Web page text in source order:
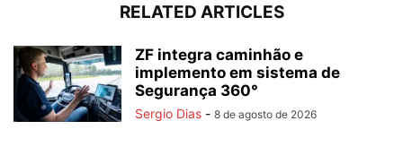
RELATED ARTICLES
ZF integra caminhão e
implemento em sistema de
Segurança 360°
Sergio Dias - 8 de agosto de 2026